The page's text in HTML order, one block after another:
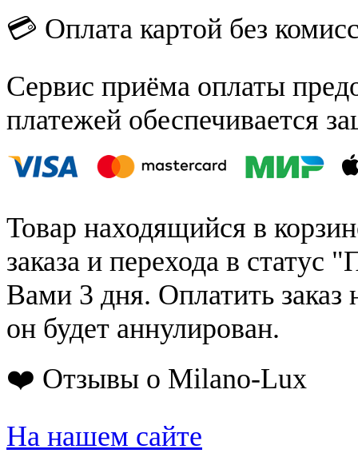
💳 Оплата картой без
Сервис приёма оплаты
платежей обеспечивается
Товар находящийся в
заказа и перехода в статус
Вами 3 дня. Оплатить заказ
он будет аннулирован.
❤️ Отзывы о Milano-Lux
На нашем сайте